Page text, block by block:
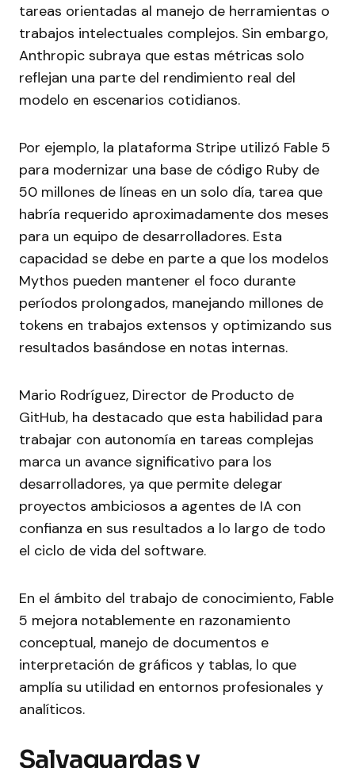
tareas orientadas al manejo de herramientas o
trabajos intelectuales complejos. Sin embargo,
Anthropic subraya que estas métricas solo
reflejan una parte del rendimiento real del
modelo en escenarios cotidianos.
Por ejemplo, la plataforma Stripe utilizó Fable 5
para modernizar una base de código Ruby de
50 millones de líneas en un solo día, tarea que
habría requerido aproximadamente dos meses
para un equipo de desarrolladores. Esta
capacidad se debe en parte a que los modelos
Mythos pueden mantener el foco durante
períodos prolongados, manejando millones de
tokens en trabajos extensos y optimizando sus
resultados basándose en notas internas.
Mario Rodríguez, Director de Producto de
GitHub, ha destacado que esta habilidad para
trabajar con autonomía en tareas complejas
marca un avance significativo para los
desarrolladores, ya que permite delegar
proyectos ambiciosos a agentes de IA con
confianza en sus resultados a lo largo de todo
el ciclo de vida del software.
En el ámbito del trabajo de conocimiento, Fable
5 mejora notablemente en razonamiento
conceptual, manejo de documentos e
interpretación de gráficos y tablas, lo que
amplía su utilidad en entornos profesionales y
analíticos.
Salvaguardas y